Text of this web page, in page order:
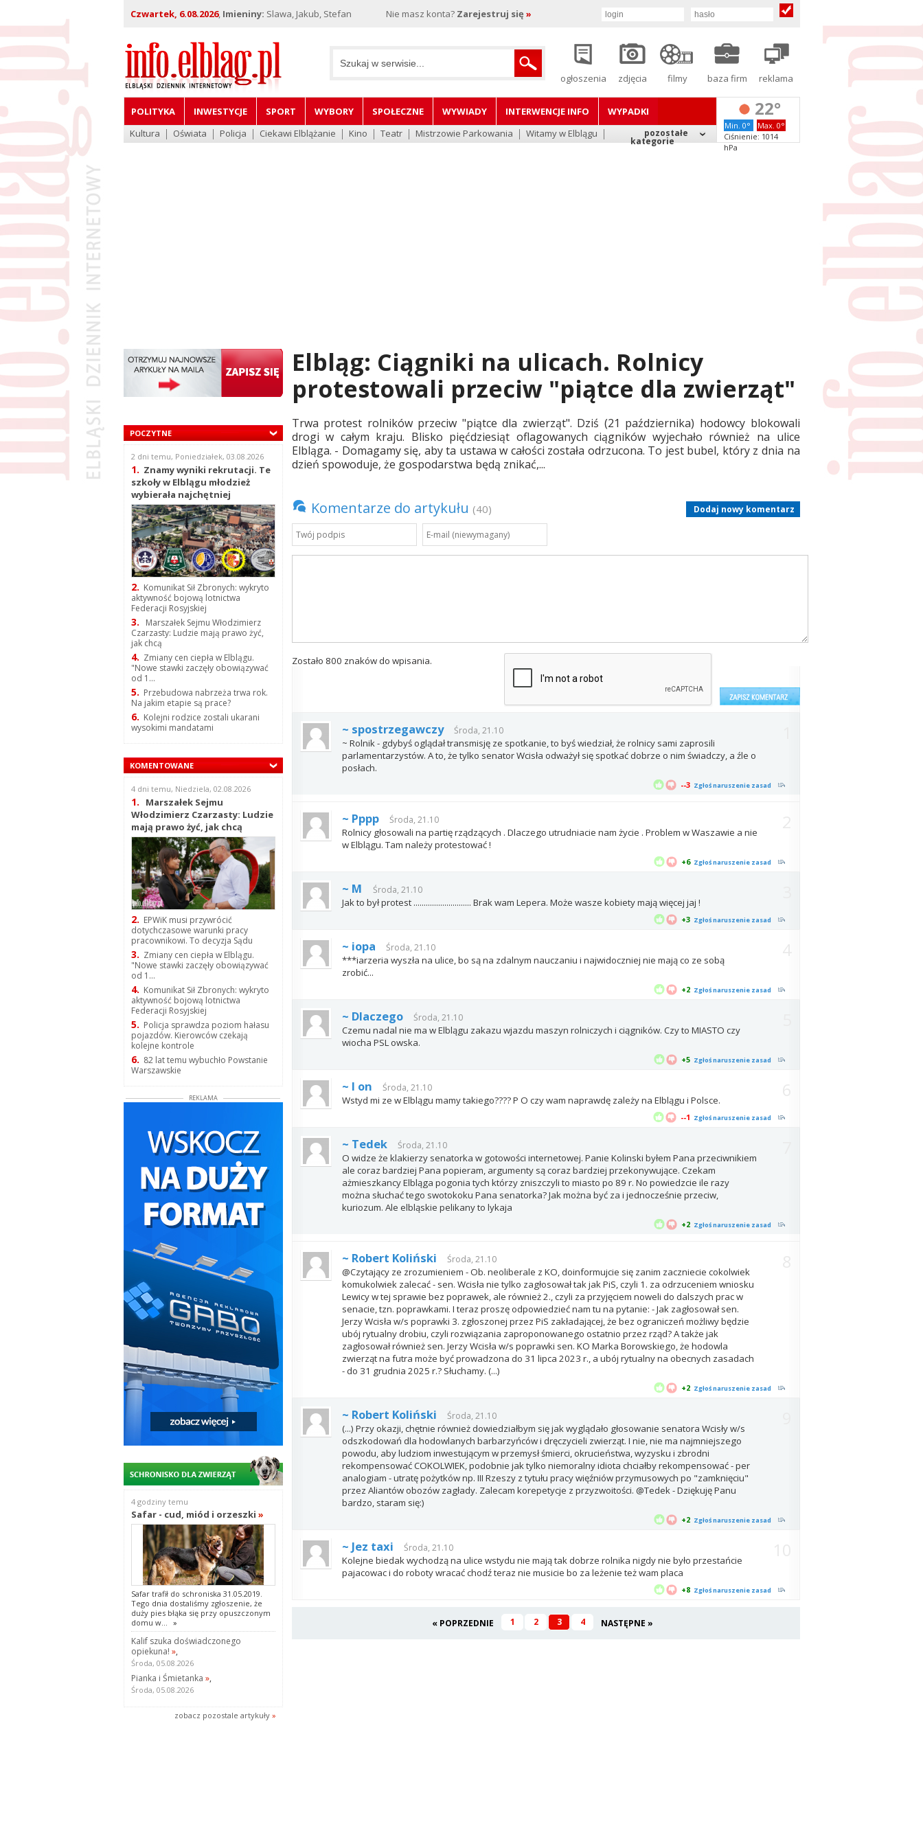
Czwartek, 6.08.2026, Imieniny: Slawa, Jakub, Stefan Nie masz konta? Zarejestruj się »
ogłoszenia zdjęcia filmy baza firm reklama
POLITYKA INWESTYCJE SPORT WYBORY SPOŁECZNE WYWIADY INTERWENCJE INFO
WYPADKI
Kultura
Oświata Policja Ciekawi Elblążanie Kino Teatr Mistrzowie Parkowania Witamy w Elblągu pozostałe
kategorie
22°
Min. 0°
Max. 0°
Ciśnienie: 1014
hPa
POCZYTNE
2 dni temu, Poniedziałek, 03.08.2026
1. Znamy wyniki rekrutacji. Te
szkoły w Elblągu młodzież
wybierała najchętniej
2. Komunikat Sił Zbronych: wykryto
aktywność bojową lotnictwa
Federacji Rosyjskiej
3.
Marszałek Sejmu Włodzimierz
Czarzasty: Ludzie mają prawo żyć,
jak chcą
4. Zmiany cen ciepła w Elblągu.
"Nowe stawki zaczęły obowiązywać
od 1...
5. Przebudowa nabrzeża trwa rok.
Na jakim etapie są prace?
6. Kolejni rodzice zostali ukarani
wysokimi mandatami
KOMENTOWANE
4 dni temu, Niedziela, 02.08.2026
1.
Marszałek Sejmu
Włodzimierz Czarzasty: Ludzie
mają prawo żyć, jak chcą
2. EPWiK musi przywrócić
dotychczasowe warunki pracy
pracownikowi. To decyzja Sądu
3. Zmiany cen ciepła w Elblągu.
"Nowe stawki zaczęły obowiązywać
od 1...
4. Komunikat Sił Zbronych: wykryto
aktywność bojową lotnictwa
Federacji Rosyjskiej
5. Policja sprawdza poziom hałasu
pojazdów. Kierowców czekają
kolejne kontrole
6. 82 lat temu wybuchło Powstanie
Warszawskie
REKLAMA
4 godziny temu
Safar - cud, miód i orzeszki »
Safar trafił do schroniska 31.05.2019.
Tego dnia dostaliśmy zgłoszenie, że
duży pies błąka się przy opuszczonym
domu w... »
Kalif szuka doświadczonego
opiekuna! »,
Środa, 05.08.2026
Pianka i Śmietanka »,
Środa, 05.08.2026
zobacz pozostale artykuły »
Elbląg: Ciągniki na ulicach. Rolnicy
protestowali przeciw "piątce dla zwierząt"
Trwa protest rolników przeciw "piątce dla zwierząt". Dziś (21 października) hodowcy blokowali
drogi w całym kraju. Blisko pięćdziesiąt oflagowanych ciągników wyjechało również na ulice
Elbląga. - Domagamy się, aby ta ustawa w całości została odrzucona. To jest bubel, który z dnia na
dzień spowoduje, że gospodarstwa będą znikać,...
Komentarze do artykułu (40) Dodaj nowy komentarz
Zostało 800 znaków do wpisania.
--3
~ spostrzegawczy Środa, 21.10
~ Rolnik - gdybyś oglądał transmisję ze spotkanie, to byś wiedział, że rolnicy sami zaprosili
parlamentarzystów. A to, że tylko senator Wcisła odważył się spotkać dobrze o nim świadczy, a źle o
posłach.
Zgłoś naruszenie zasad
+6
~ Pppp Środa, 21.10
Rolnicy głosowali na partię rządzących . Dlaczego utrudniacie nam życie . Problem w Waszawie a nie
w Elblągu. Tam należy protestować !
Zgłoś naruszenie zasad
+3
~ M Środa, 21.10
Jak to był protest ............................ Brak wam Lepera. Może wasze kobiety mają więcej jaj !
Zgłoś naruszenie zasad
+2
~ iopa Środa, 21.10
***iarzeria wyszła na ulice, bo są na zdalnym nauczaniu i najwidoczniej nie mają co ze sobą
zrobić...
Zgłoś naruszenie zasad
+5
~ Dlaczego Środa, 21.10
Czemu nadal nie ma w Elblągu zakazu wjazdu maszyn rolniczych i ciągników. Czy to MIASTO czy
wiocha PSL owska.
Zgłoś naruszenie zasad
--1
~ I on Środa, 21.10
Wstyd mi ze w Elblągu mamy takiego???? P O czy wam naprawdę zależy na Elblągu i Polsce.
Zgłoś naruszenie zasad
+2
~ Tedek Środa, 21.10
O widze że klakierzy senatorka w gotowości internetowej. Panie Kolinski byłem Pana przeciwnikiem
ale coraz bardziej Pana popieram, argumenty są coraz bardziej przekonywujące. Czekam
ażmieszkancy Elbląga pogonia tych którzy zniszczyli to miasto po 89 r. No powiedzcie ile razy
można słuchać tego swotokoku Pana senatorka? Jak można być za i jednocześnie przeciw,
kuriozum. Ale elbląskie pelikany to lykaja
Zgłoś naruszenie zasad
+2
~ Robert Koliński Środa, 21.10
@Czytający ze zrozumieniem - Ob. neoliberale z KO, doinformujcie się zanim zaczniecie cokolwiek
komukolwiek zalecać - sen. Wcisła nie tylko zagłosował tak jak PiS, czyli 1. za odrzuceniem wniosku
Lewicy w tej sprawie bez poprawek, ale również 2., czyli za przyjęciem noweli do dalszych prac w
senacie, tzn. poprawkami. I teraz proszę odpowiedzieć nam tu na pytanie: - Jak zagłosował sen.
Jerzy Wcisła w/s poprawki 3. zgłoszonej przez PiS zakładającej, że bez ograniczeń możliwy będzie
ubój rytualny drobiu, czyli rozwiązania zaproponowanego ostatnio przez rząd? A także jak
zagłosował również sen. Jerzy Wcisła w/s poprawki sen. KO Marka Borowskiego, że hodowla
zwierząt na futra może być prowadzona do 31 lipca 2023 r., a ubój rytualny na obecnych zasadach
- do 31 grudnia 2025 r.? Słuchamy. (...)
Zgłoś naruszenie zasad
+2
~ Robert Koliński Środa, 21.10
(...) Przy okazji, chętnie również dowiedziałbym się jak wyglądało głosowanie senatora Wcisły w/s
odszkodowań dla hodowlanych barbarzyńców i dręczycieli zwierząt. I nie, nie ma najmniejszego
powodu, aby ludziom inwestującym w przemysł śmierci, okrucieństwa, wyzysku i zbrodni
rekompensować COKOLWIEK, podobnie jak tylko niemoralny idiota chciałby rekompensować - per
analogiam - utratę pożytków np. III Rzeszy z tytułu pracy więźniów przymusowych po "zamknięciu"
przez Aliantów obozów zagłady. Zalecam korepetycje z przyzwoitości. @Tedek - Dziękuję Panu
bardzo, staram się:)
Zgłoś naruszenie zasad
+8
~ Jez taxi Środa, 21.10
Kolejne biedak wychodzą na ulice wstydu nie mają tak dobrze rolnika nigdy nie było przestańcie
pajacowac i do roboty wracać chodź teraz nie musicie bo za leżenie też wam placa
Zgłoś naruszenie zasad
« POPRZEDNIE 1 2 3 4 NASTĘPNE »